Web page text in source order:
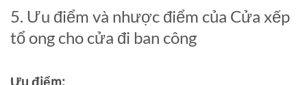
5. Ưu điểm và nhược điểm của Cửa xếp
tổ ong cho cửa đi ban công
Ưu điểm: